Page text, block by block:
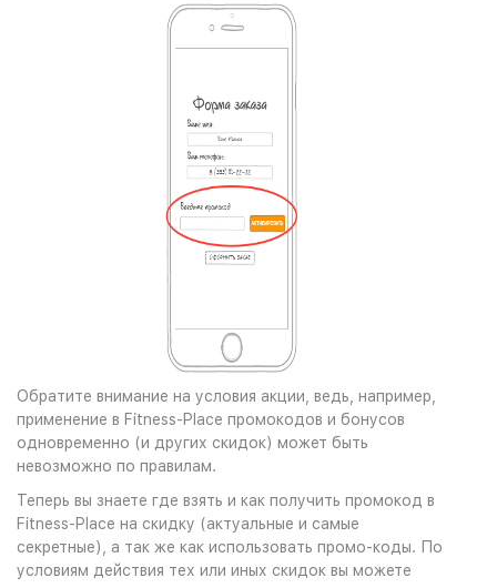
Обратите внимание на условия акции, ведь, например,
применение в Fitness-Place промокодов и бонусов
одновременно (и других скидок) может быть
невозможно по правилам.
Теперь вы знаете где взять и как получить промокод в
Fitness-Place на скидку (актуальные и самые
секретные), а так же как использовать промо-коды. По
условиям действия тех или иных скидок вы можете